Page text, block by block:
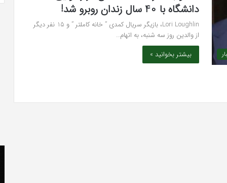
دانشگاه با 40 سال زندان روبرو شد!
Lori Loughlin، بازیگر سریال کمدی ” خانه کاملتر ” و 15 نفر دیگر
از والدین روز سه شنبه، به اتهام…
بیشتر بخوانید »